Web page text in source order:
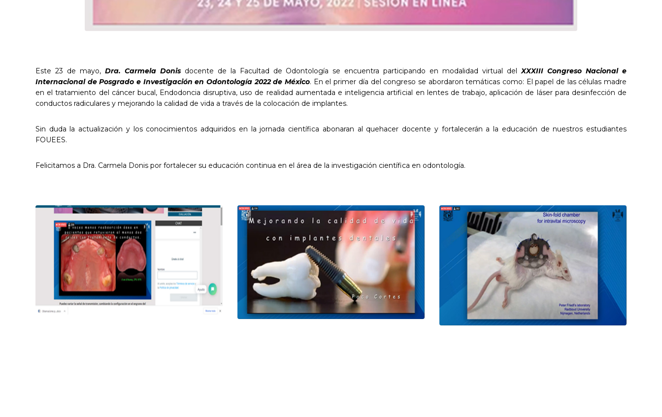
Este 23 de mayo, Dra. Carmela Donis docente de la Facultad de Odontología se encuentra participando en modalidad virtual delXXXIII Congreso Nacional e
Internacional de Posgrado e Investigación en Odontología 2022 de México. En el primer día del congreso se abordaron temáticas como: El papel de las células madre
en el tratamiento del cáncer bucal, Endodoncia disruptiva, uso de realidad aumentada e inteligencia artificial en lentes de trabajo, aplicación de láser para desinfección de
conductos radiculares y mejorando la calidad de vida a través de la colocación de implantes.
Sin duda la actualización y los conocimientos adquiridos en la jornada científica abonaran al quehacer docente y fortalecerán a la educación de nuestros estudiantes
FOUEES.
Felicitamos a Dra. Carmela Donis por fortalecer su educación continua en el área de la investigación científica en odontología.